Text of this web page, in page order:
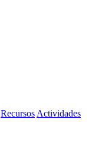
Recursos Actividades